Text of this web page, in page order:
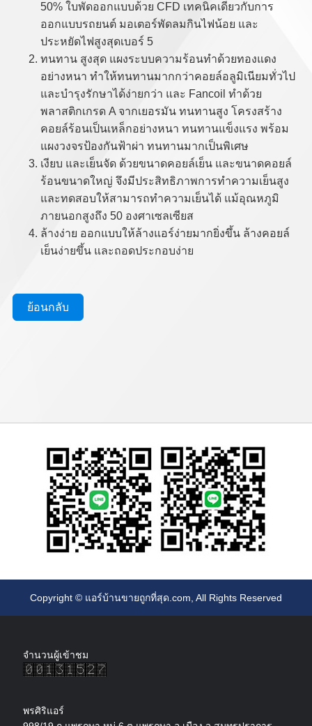
50% ใบพัดออกแบบด้วย CFD เทคนิคเดียวกับการ
ออกแบบรถยนต์ มอเตอร์พัดลมกินไฟน้อย และ
ประหยัดไฟสูงสุดเบอร์ 5
ทนทาน สูงสุด แผงระบบความร้อนทำด้วยทองแดง
อย่างหนา ทำให้ทนทานมากกว่าคอยล์อลูมิเนียมทั่วไป
และบำรุงรักษาได้ง่ายกว่า และ Fancoil ทำด้วย
พลาสติกเกรด A จากเยอรมัน ทนทานสูง โครงสร้าง
คอยล์ร้อนเป็นเหล็กอย่างหนา ทนทานแข็งแรง พร้อม
แผงวงจรป้องกันฟ้าผ่า ทนทานมากเป็นพิเศษ
เงียบ และเย็นจัด ด้วยขนาดคอยล์เย็น และขนาดคอยล์
ร้อนขนาดใหญ่ จึงมีประสิทธิภาพการทำความเย็นสูง
และทดสอบให้สามารถทำความเย็นได้ แม้อุณหภูมิ
ภายนอกสูงถึง 50 องศาเซลเซียส
ล้างง่าย ออกแบบให้ล้างแอร์ง่ายมากยิ่งขึ้น ล้างคอยล์
เย็นง่ายขึ้น และถอดประกอบง่าย
ย้อนกลับ
Copyright © แอร์บ้านขายถูกที่สุด.com , All Rights Reserved
จำนวนผู้เข้าชม
พรศิริแอร์